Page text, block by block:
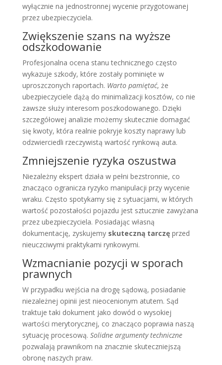
wyłącznie na jednostronnej wycenie przygotowanej
przez ubezpieczyciela.
Zwiększenie szans na wyższe
odszkodowanie
Profesjonalna ocena stanu technicznego często
wykazuje szkody, które zostały pominięte w
uproszczonych raportach. Warto pamiętać, że
ubezpieczyciele dążą do minimalizacji kosztów, co nie
zawsze służy interesom poszkodowanego. Dzięki
szczegółowej analizie możemy skutecznie domagać
się kwoty, która realnie pokryje koszty naprawy lub
odzwierciedli rzeczywistą wartość rynkową auta.
Zmniejszenie ryzyka oszustwa
Niezależny ekspert działa w pełni bezstronnie, co
znacząco ogranicza ryzyko manipulacji przy wycenie
wraku. Często spotykamy się z sytuacjami, w których
wartość pozostałości pojazdu jest sztucznie zawyżana
przez ubezpieczyciela. Posiadając własną
dokumentację, zyskujemy skuteczną tarczęprzed
nieuczciwymi praktykami rynkowymi.
Wzmacnianie pozycji w sporach
prawnych
W przypadku wejścia na drogę sądową, posiadanie
niezależnej opinii jest nieocenionym atutem. Sąd
traktuje taki dokument jako dowód o wysokiej
wartości merytorycznej, co znacząco poprawia naszą
sytuację procesową. Solidne argumenty techniczne
pozwalają prawnikom na znacznie skuteczniejszą
obronę naszych praw.